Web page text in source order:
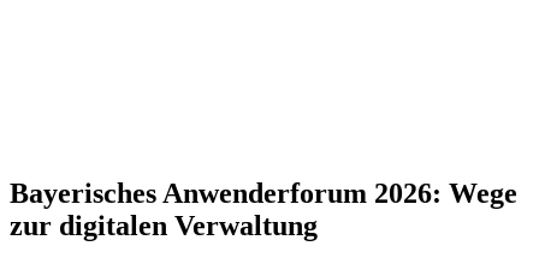
Bayerisches Anwenderforum 2026: Wege
zur digitalen Verwaltung